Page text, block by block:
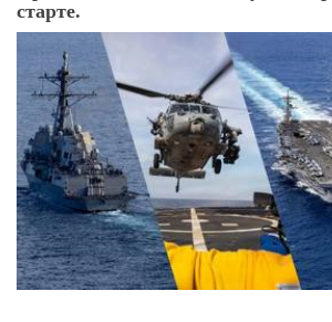
Проект «Свобода» столкнулся с
старте.